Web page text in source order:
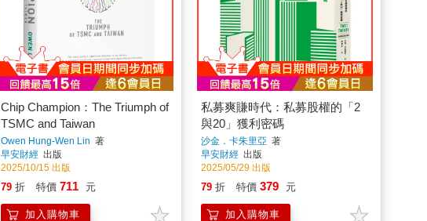
Chip Champion：The Triumph of
TSMC and Taiwan
Owen Hung-Wen Lin 著
早安財經 出版
2025/10/15 出版
79 折 特價 711 元
加入購物車
私募爽賺時代：私募股權的「2
與20」獲利密碼
沙金．卡朱里亞 著
早安財經 出版
2025/05/29 出版
79 折 特價 379 元
加入購物車